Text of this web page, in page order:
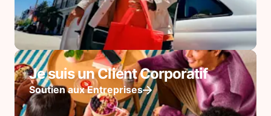
Je suis un Client Corporatif
Soutien aux Entreprises